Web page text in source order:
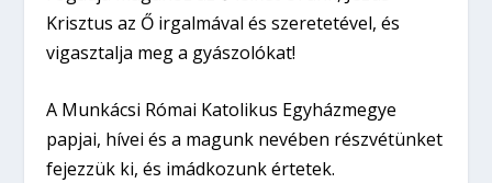
Krisztus az Ő irgalmával és szeretetével, és
vigasztalja meg a gyászolókat!
A Munkácsi Római Katolikus Egyházmegye
papjai, hívei és a magunk nevében részvétünket
fejezzük ki, és imádkozunk értetek.